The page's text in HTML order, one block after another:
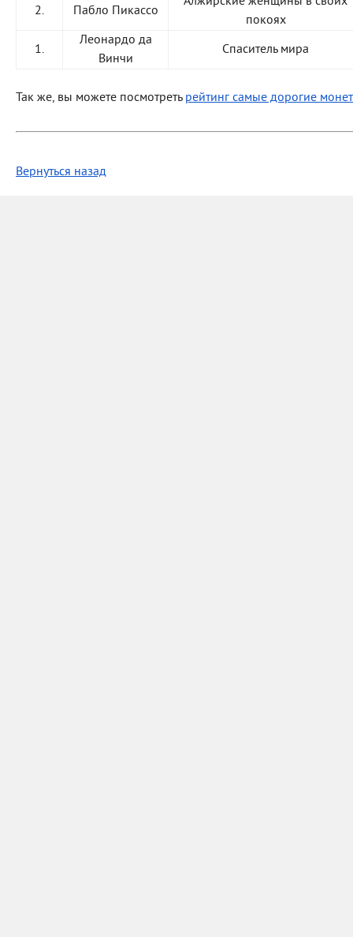
2. Пабло Пикассо
покоях
1.
Леонардо да
Винчи
Спаситель мира
Так же, вы можете посмотреть рейтинг самые дорогие
Вернуться назад